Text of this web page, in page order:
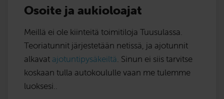
Osoite ja aukioloajat
Meillä ei ole kiinteitä toimitiloja Tuusulassa.
Teoriatunnit järjestetään netissä, ja ajotunnit
alkavat ajotuntipysäkeiltä. Sinun ei siis tarvitse
koskaan tulla autokoululle vaan me tulemme
luoksesi..